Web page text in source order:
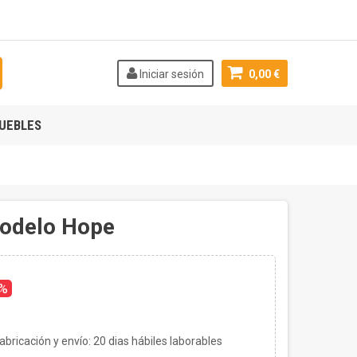
0,00 €
Iniciar sesión
Hope
y envío: 20 dias hábiles laborables